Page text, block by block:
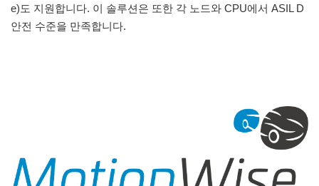
e)도 지원합니다. 이 솔루션은 또한 각 노드와 CPU에서 ASIL D
안전 수준을 만족합니다.